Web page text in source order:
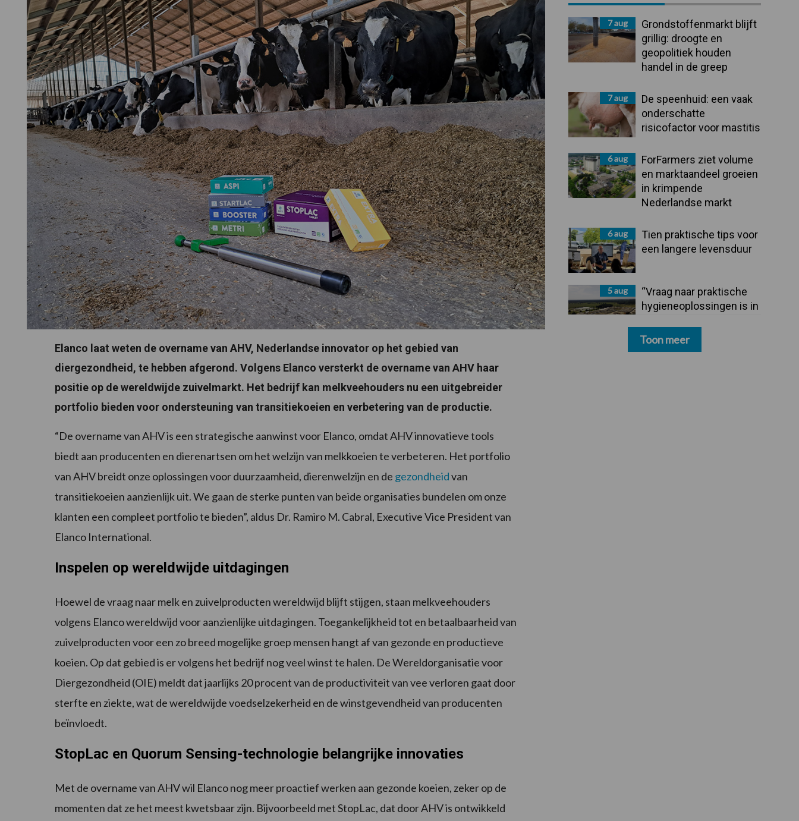
Elanco laat weten de overname van AHV, Nederlandse innovator op het gebied van
diergezondheid, te hebben afgerond. Volgens Elanco versterkt de overname van AHV haar
positie op de wereldwijde zuivelmarkt. Het bedrijf kan melkveehouders nu een uitgebreider
portfolio bieden voor ondersteuning van transitiekoeien en verbetering van de productie.
“De overname van AHV is een strategische aanwinst voor Elanco, omdat AHV innovatieve tools
biedt aan producenten en dierenartsen om het welzijn van melkkoeien te verbeteren. Het portfolio
van AHV breidt onze oplossingen voor duurzaamheid, dierenwelzijn en de gezondheidvan
transitiekoeien aanzienlijk uit. We gaan de sterke punten van beide organisaties bundelen om onze
klanten een compleet portfolio te bieden”, aldus Dr. Ramiro M. Cabral, Executive Vice President van
Elanco International.
Inspelen op wereldwijde uitdagingen
Hoewel de vraag naar melk en zuivelproducten wereldwijd blijft stijgen, staan ​​melkveehouders
volgens Elanco wereldwijd voor aanzienlijke uitdagingen. Toegankelijkheid tot en betaalbaarheid van
zuivelproducten voor een zo breed mogelijke groep mensen hangt af van gezonde en productieve
koeien. Op dat gebied is er volgens het bedrijf nog veel winst te halen. De Wereldorganisatie voor
Diergezondheid (OIE) meldt dat jaarlijks 20 procent van de productiviteit van vee verloren gaat door
sterfte en ziekte, wat de wereldwijde voedselzekerheid en de winstgevendheid van producenten
beïnvloedt.
StopLac en Quorum Sensing-technologie belangrijke innovaties
Met de overname van AHV wil Elanco nog meer proactief werken aan gezonde koeien, zeker op de
momenten dat ze het meest kwetsbaar zijn. Bijvoorbeeld met StopLac, dat door AHV is ontwikkeld
Sidebar7 aug
Grondstoffenmarkt blijft
grillig: droogte en
geopolitiek houden
handel in de greep
7 aug
De speenhuid: een vaak
onderschatte
risicofactor voor mastitis
6 aug
ForFarmers ziet volume
en marktaandeel groeien
in krimpende
Nederlandse markt
6 aug
Tien praktische tips voor
een langere levensduur
5 aug
“Vraag naar praktische
hygieneoplossingen is in
Toon meer